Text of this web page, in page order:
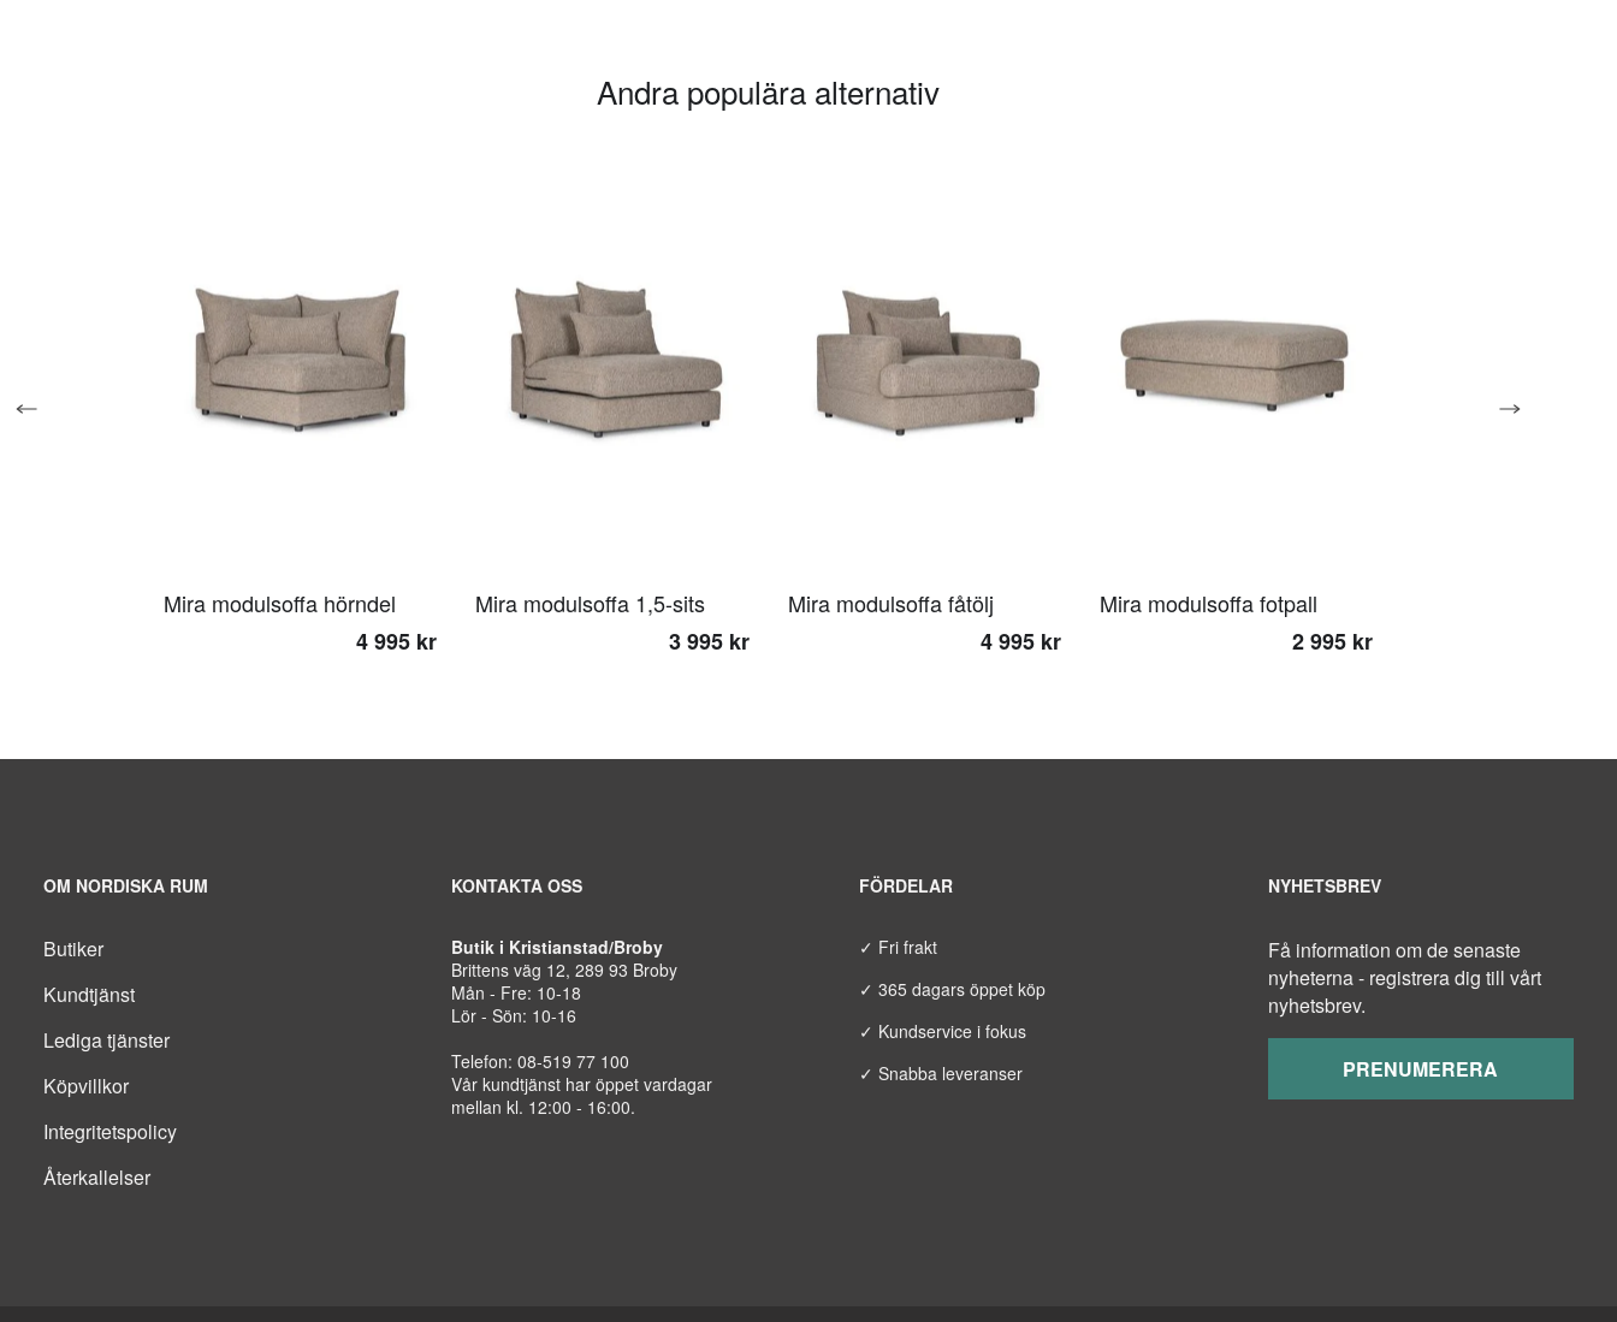
Andra populära alternativ
Mira modulsoffa hörndel
4 995 kr
Mira modulsoffa 1,5-sits
3 995 kr
Mira modulsoffa fåtölj
4 995 kr
Mira modulsoffa fotpall
2 995 kr
OM NORDISKA RUM
Butiker
Kundtjänst
Lediga tjänster
Köpvillkor
Integritetspolicy
Återkallelser
KONTAKTA OSS
Butik i Kristianstad/Broby
Brittens väg 12, 289 93 Broby
Mån - Fre: 10-18
Lör - Sön: 10-16
Telefon: 08-519 77 100
Vår kundtjänst har öppet vardagar
mellan kl. 12:00 - 16:00.
FÖRDELAR
✓ Fri frakt
✓ 365 dagars öppet köp
✓ Kundservice i fokus
✓ Snabba leveranser
NYHETSBREV
Få information om de senaste
nyheterna - registrera dig till vårt
nyhetsbrev.
PRENUMERERA